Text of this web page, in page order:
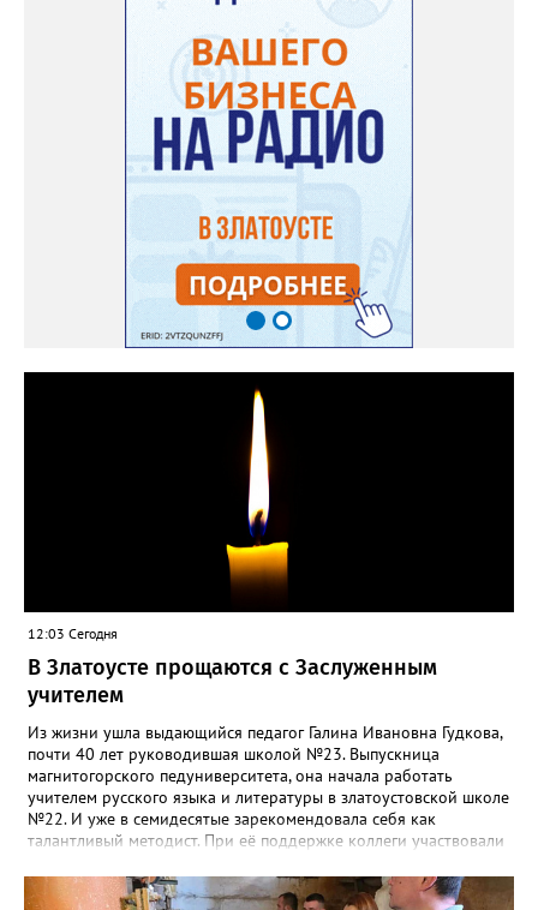
12:03 Сегодня
В Златоусте прощаются с Заслуженным
учителем
Из жизни ушла выдающийся педагог Галина Ивановна Гудкова,
почти 40 лет руководившая школой №23. Выпускница
магнитогорского педуниверситета, она начала работать
учителем русского языка и литературы в златоустовской школе
№22. И уже в семидесятые зарекомендовала себя как
талантливый методист. При её поддержке коллеги участвовали
«Благодаря её мудрому руководству в школе сформировался
сильный педагогический коллектив, объединённый общими